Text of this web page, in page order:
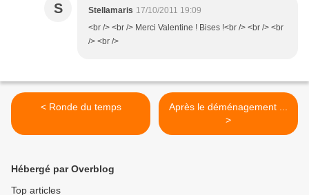
S Stellamaris 17/10/2011 19:09
<br /> <br /> Merci Valentine ! Bises !<br /> <br /> <br
/> <br />
< Ronde du temps
Après le déménagement ...
>
Hébergé par Overblog
Top articles